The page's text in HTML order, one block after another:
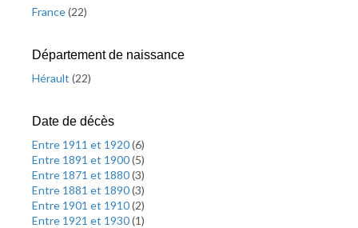
France(22)
Département de naissance
Hérault (22)
Date de décès
Entre 1911 et 1920(6)
Entre 1891 et 1900(5)
Entre 1871 et 1880(3)
Entre 1881 et 1890(3)
Entre 1901 et 1910(2)
Entre 1921 et 1930(1)